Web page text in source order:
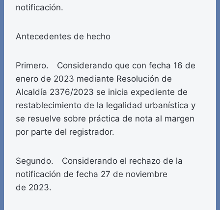
notificación.
Antecedentes de hecho
Primero. Considerando que con fecha 16 de
enero de 2023 mediante Resolución de
Alcaldía 2376/2023 se inicia expediente de
restablecimiento de la legalidad urbanística y
se resuelve sobre práctica de nota al margen
por parte del registrador.
Segundo. Considerando el rechazo de la
notificación de fecha 27 de noviembre
de 2023.